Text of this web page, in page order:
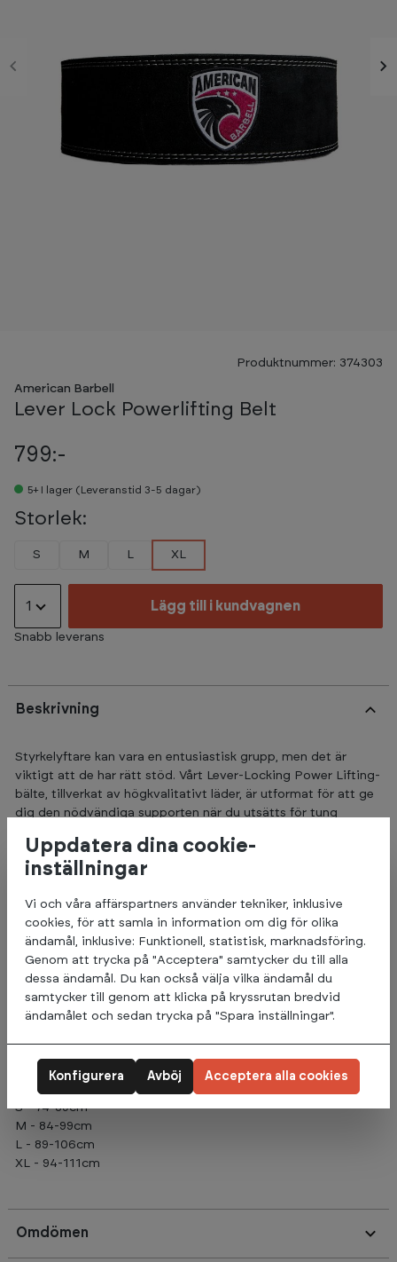
Produktnummer: 374303
American Barbell
Lever Lock Powerlifting Belt
799:-
5+ I lager (Leveranstid 3-5 dagar)
Storlek:
S M L XL
1 Lägg till i kundvagnen
Snabb leverans
Beskrivning
Styrkelyftare kan vara en entusiastisk grupp, men det är
viktigt att de har rätt stöd. Vårt Lever-Locking Power Lifting-
bälte, tillverkat av högkvalitativt läder, är utformat för att ge
dig den nödvändiga supporten när du utsätts för tung
Bältet har en stödbredd på 4" längs hela dess längd och ett
lås med snabbkopplingsspak, vilket gör det lätt att justera
och säkert att använda under de mest krävande lyftningarna.
Det ger också optimalt stöd för dina magmuskler och
ländrygg när du behöver det som mest.
- 10cm bälteshöjd (ryggstöd)
- Svart mocka
- Top Grain äkta läder
- Spaklås för snabb och säker passform
Storlek:
S - 74-89cm
M - 84-99cm
L - 89-106cm
XL - 94-111cm
Omdömen
Uppdatera dina cookie-
inställningar
Vi och våra affärspartners använder tekniker, inklusive
cookies, för att samla in information om dig för olika
ändamål, inklusive: Funktionell, statistisk, marknadsföring.
Genom att trycka på "Acceptera" samtycker du till alla
dessa ändamål. Du kan också välja vilka ändamål du
samtycker till genom att klicka på kryssrutan bredvid
ändamålet och sedan trycka på "Spara inställningar".
Avböj
Konfigurera Acceptera alla cookies